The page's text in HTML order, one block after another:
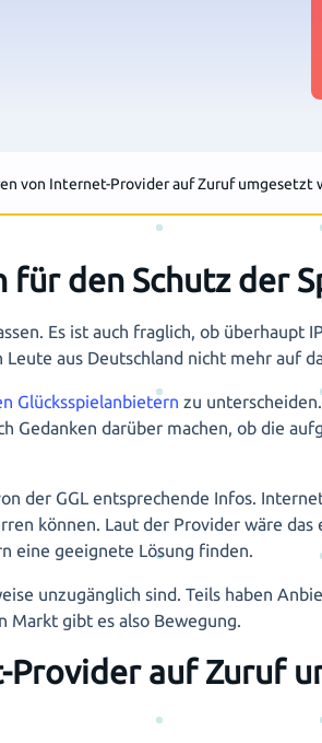
von Internet-Provider auf Zuruf umgesetzt
für den Schutz der
Es ist auch fraglich, ob überhaupt
aus Deutschland nicht mehr auf
Glücksspielanbietern zu
Gedanken darüber machen, ob die
der GGL entsprechende Infos.
können. Laut der Provider wäre das
eine geeignete Lösung finden.
unzugänglich sind. Teils haben
gibt es also Bewegung.
Provider auf Zuruf